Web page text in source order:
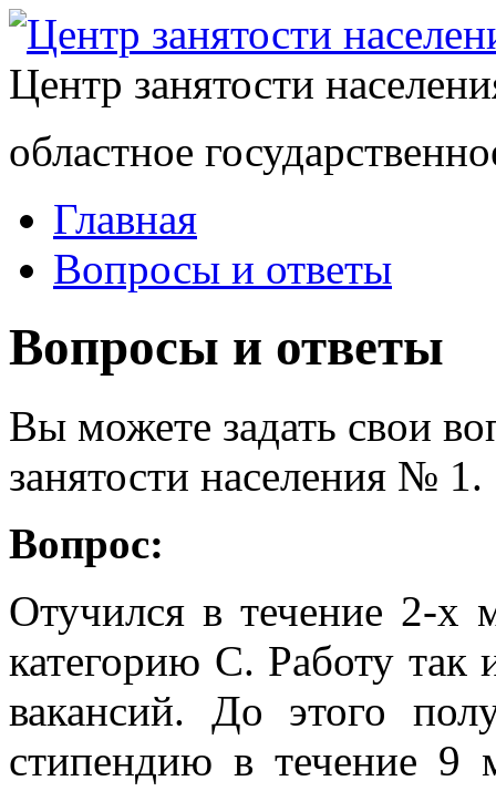
Центр занятости
областное
Главная
Вопросы и ответы
Вопросы и ответы
Вы можете задать свои
занятости населения № 1.
Вопрос:
Отучился в течение 2-х
категорию С. Работу так
вакансий. До этого
стипендию в течение 9